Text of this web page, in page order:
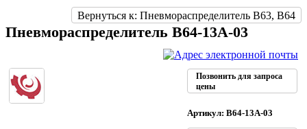
Вернуться к: Пневмораспределитель В63, В64
Пневмораспределитель В64-13А-03
Позвонить для запроса
цены
Артикул: В64-13А-03